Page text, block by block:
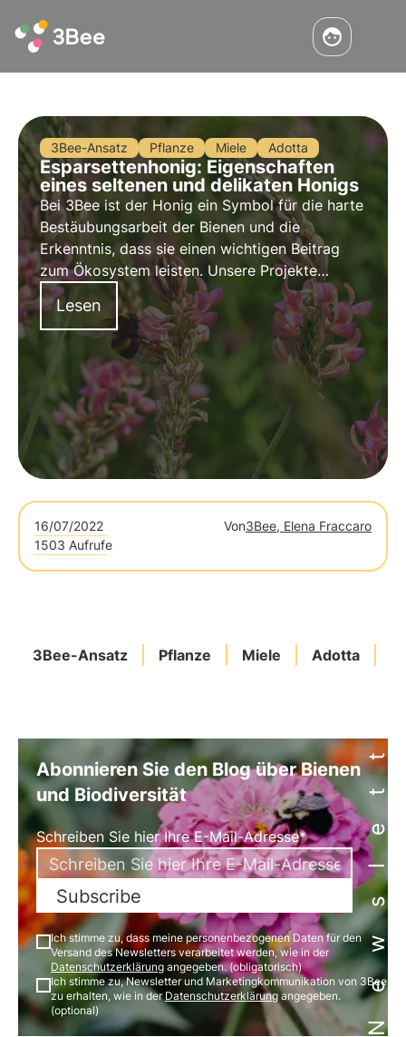
3Bee-Ansatz Pflanze Miele Adotta
Esparsettenhonig: Eigenschaften
eines seltenen und delikaten Honigs
Bei 3Bee ist der Honig ein Symbol für die harte
Bestäubungsarbeit der Bienen und die
Erkenntnis, dass sie einen wichtigen Beitrag
zum Ökosystem leisten. Unsere Projekte
unterstützen die biologische Vielfalt und
sorgen durch unsere Züchter für eine gesunde
Umwelt für Bestäuber.
Lesen
16/07/2022 Von3Bee, Elena Fraccaro
1503 Aufrufe
3Bee-Ansatz Pflanze Miele Adotta Newsletter
Abonnieren Sie den Blog über Bienen
und Biodiversität
Schreiben Sie hier Ihre E-Mail-Adresse*
Subscribe
Ich stimme zu, dass meine personenbezogenen Daten für den
Versand des Newsletters verarbeitet werden, wie in der
Datenschutzerklärung angegeben. (obligatorisch)
Ich stimme zu, Newsletter und Marketingkommunikation von 3Bee
zu erhalten, wie in derDatenschutzerklärungangegeben.
(optional)